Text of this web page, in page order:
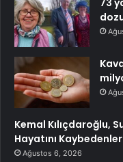
73
Kemal Kılıçdaroğlu,
Hayatını
Ağustos 6, 2026